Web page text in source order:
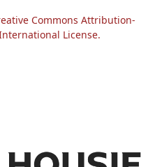
Commons Attribution-
License.